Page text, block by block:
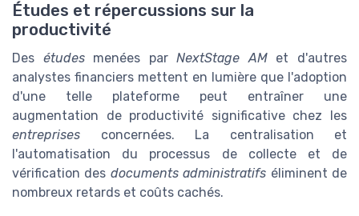
Études et répercussions sur la
productivité
Des étudesmenées parNextStage AMet d'autres
analystes financiers mettent en lumière que l'adoption
d'une telle plateforme peut entraîner une
augmentation de productivité significative chez les
entreprises concernées. La centralisation et
l'automatisation du processus de collecte et de
vérification des documents administratifs éliminent de
nombreux retards et coûts cachés.